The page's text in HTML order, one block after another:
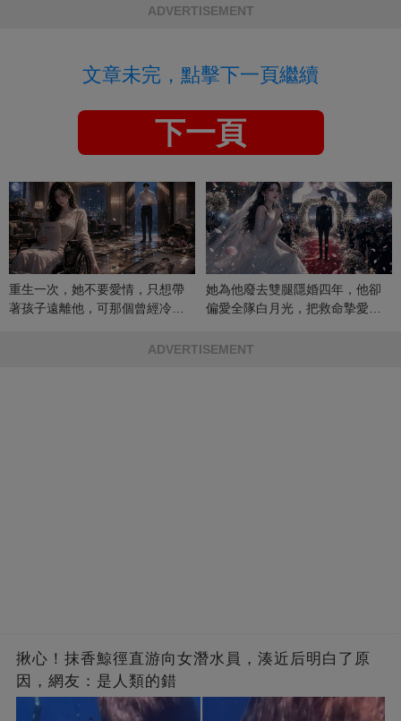
ADVERTISEMENT
文章未完，點擊下一頁繼續
下一頁
重生一次，她不要愛情，只想帶
著孩子遠離他，可那個曾經冷漠
她為他廢去雙腿隱婚四年，他卻
偏愛全隊白月光，把救命摯愛當
ADVERTISEMENT
揪心！抹香鯨徑直游向女潛水員，湊近后明白了原
因，網友：是人類的錯